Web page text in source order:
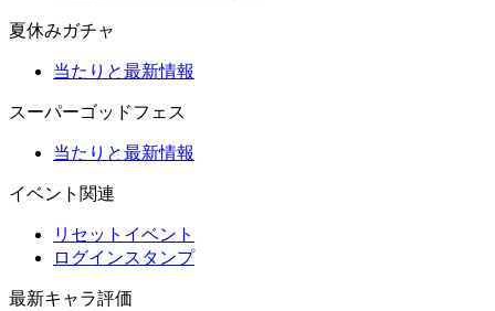
夏休みガチャ
当たりと最新情報
スーパーゴッドフェス
当たりと最新情報
イベント関連
リセットイベント
ログインスタンプ
最新キャラ評価